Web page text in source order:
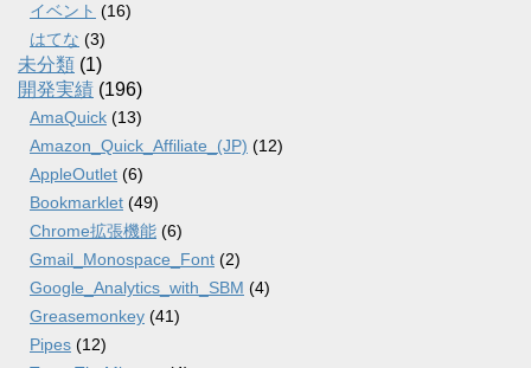
イベント (16)
はてな (3)
未分類 (1)
開発実績 (196)
AmaQuick (13)
Amazon_Quick_Affiliate_(JP) (12)
AppleOutlet (6)
Bookmarklet (49)
Chrome拡張機能 (6)
Gmail_Monospace_Font (2)
Google_Analytics_with_SBM (4)
Greasemonkey (41)
Pipes (12)